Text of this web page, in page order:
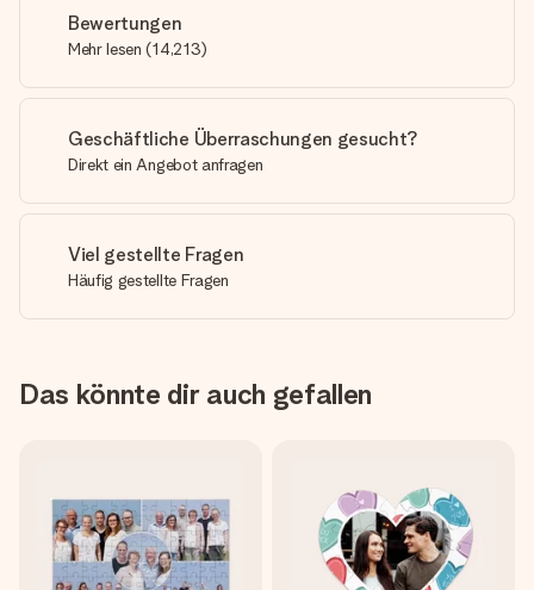
Bewertungen
Mehr lesen (14,213)
Geschäftliche Überraschungen gesucht?
Direkt ein Angebot anfragen
Viel gestellte Fragen
Häufig gestellte Fragen
Das könnte dir auch gefallen